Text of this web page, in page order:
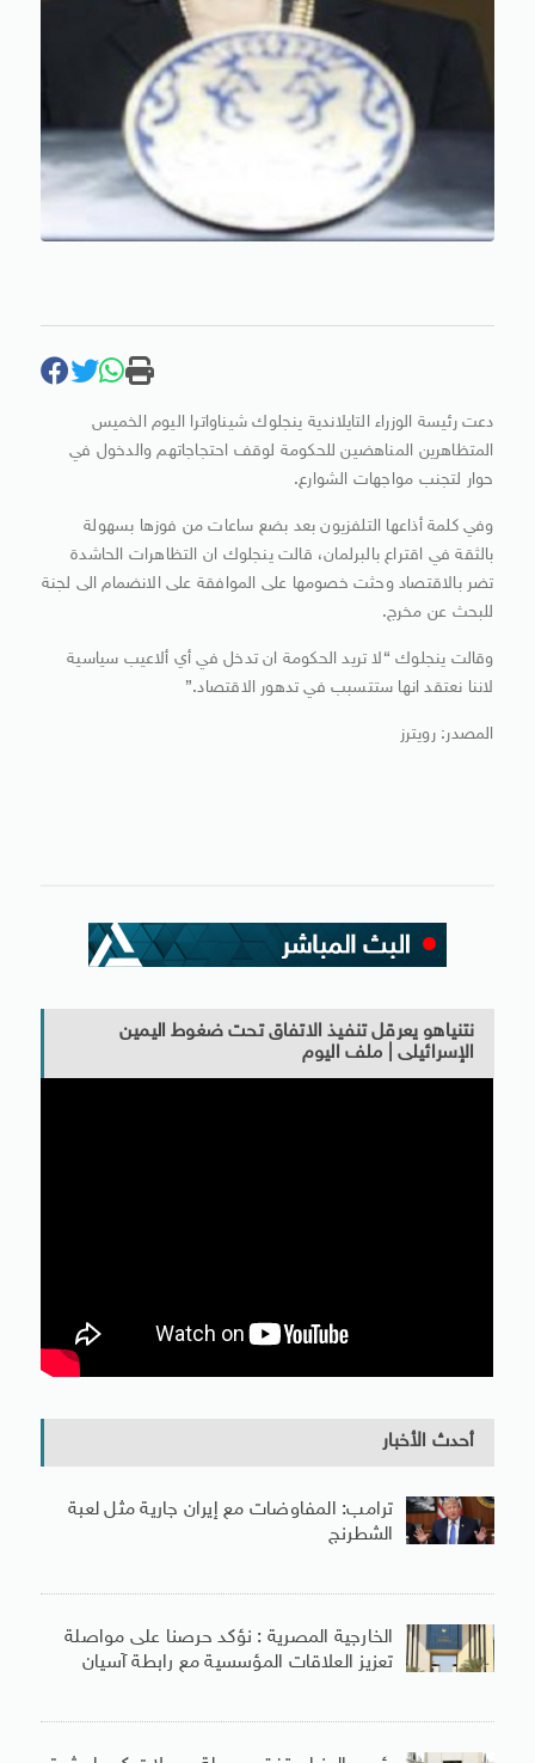
دعت رئيسة الوزراء التايلاندية ينجلوك شيناواترا اليوم الخميس
المتظاهرين المناهضين للحكومة لوقف احتجاجاتهم والدخول في
حوار لتجنب مواجهات الشوارع.
وفي كلمة أذاعها التلفزيون بعد بضع ساعات من فوزها بسهولة
بالثقة في اقتراع بالبرلمان، قالت ينجلوك ان التظاهرات الحاشدة
تضر بالاقتصاد وحثت خصومها على الموافقة على الانضمام الى لجنة
للبحث عن مخرج.
وقالت ينجلوك “لا تريد الحكومة ان تدخل في أي ألاعيب سياسية
لاننا نعتقد انها ستتسبب في تدهور الاقتصاد.”
المصدر: رويترز
نتنياهو يعرقل تنفيذ الاتفاق تحت ضغوط اليمين
الإسرائيلى | ملف اليوم
أحدث الأخبار
ترامب: المفاوضات مع إيران جارية مثل لعبة
الشطرنج
الخارجية المصرية : نؤكد حرصنا على مواصلة
تعزيز العلاقات المؤسسية مع رابطة آسيان